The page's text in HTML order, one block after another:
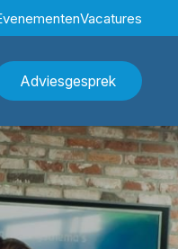
Vacatures
Adviesgesprek